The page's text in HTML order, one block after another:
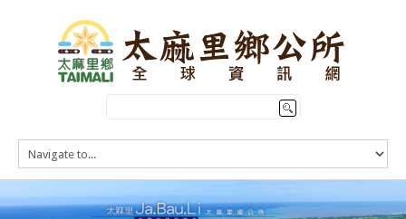
HOME
訊息公告
本鄉簡介